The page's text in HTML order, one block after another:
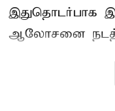
இதுதொடர்பாக
ஆலோசனை